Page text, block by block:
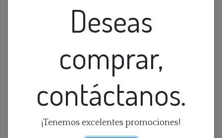
Deseas
comprar,
contáctanos.
¡Tenemos excelentes promociones!